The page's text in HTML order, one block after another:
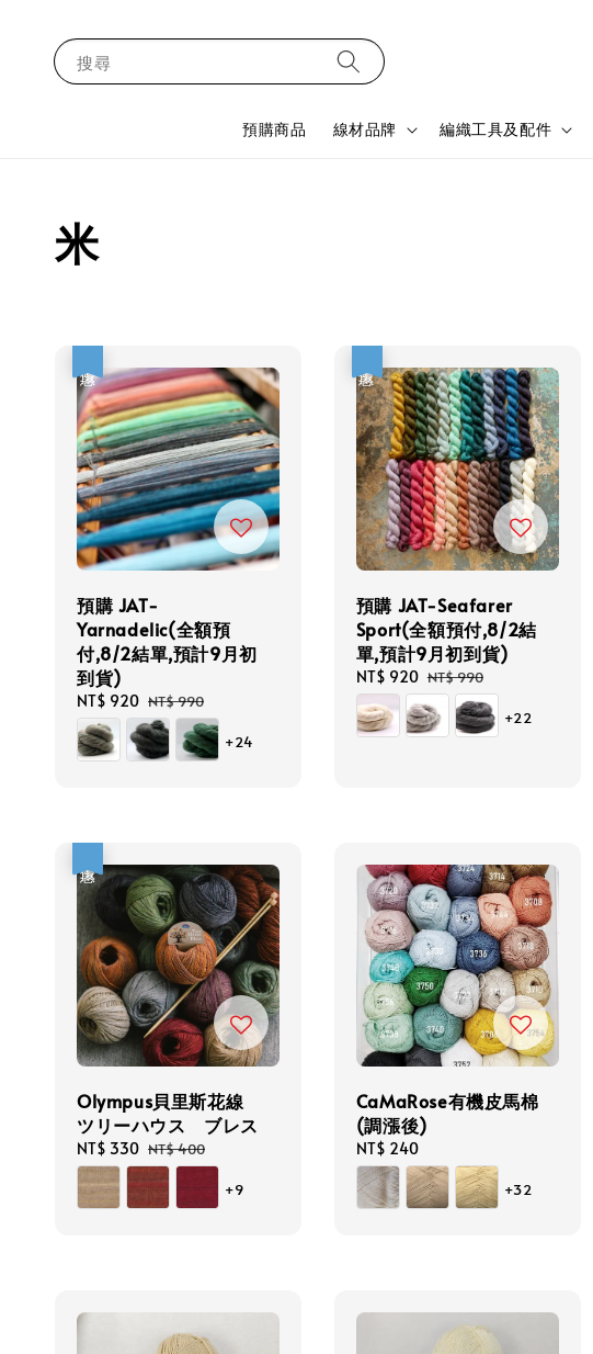
搜尋
預購商品 線材品牌 編織工具及配件
米
預購 JAT-
Yarnadelic(全額預
付,8/2結單,預計9月初
到貨)
Sale
price
NT$ 920 Regular
price
NT$ 990
+24
預購 JAT-Seafarer
Sport(全額預付,8/2結
單,預計9月初到貨)
Sale
price
NT$ 920 Regular
price
NT$ 990
+22
Olympus貝里斯花線
ツリーハウス ブレス
Sale
price
NT$ 330 Regular
price
NT$ 400
+9
CaMaRose有機皮馬棉
(調漲後)
Regular
price
NT$ 240
+32